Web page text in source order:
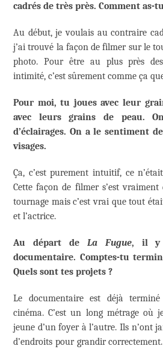
cadrés de très près. Comment as-
Au début, je voulais au contraire
j’ai trouvé la façon de filmer sur le
photo. Pour être au plus près
intimité, c’est sûrement comme ça
Pour moi, tu joues avec leur
avec leurs grains de peau.
d’éclairages. On a le sentiment
visages.
Ça, c’est purement intuitif, ce
Cette façon de filmer s’est
tournage mais c’est vrai que tout
et l’actrice.
Au départ de La Fugue, il y
documentaire. Comptes-tu
Quels sont tes projets ?
Le documentaire est déjà
cinéma. C’est un long métrage où
jeune d’un foyer à l’autre. Ils n’ont
d’endroits pour grandir